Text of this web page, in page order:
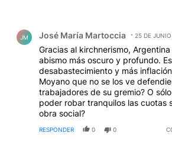
JM José María Martoccia 25 DE
Gracias al kirchnerismo,
abismo más oscuro y profundo.
desabastecimiento y más
Moyano que no se los ve
trabajadores de su gremio? O
poder robar tranquilos las cuotas
obra social?
RESPONDER 0 0